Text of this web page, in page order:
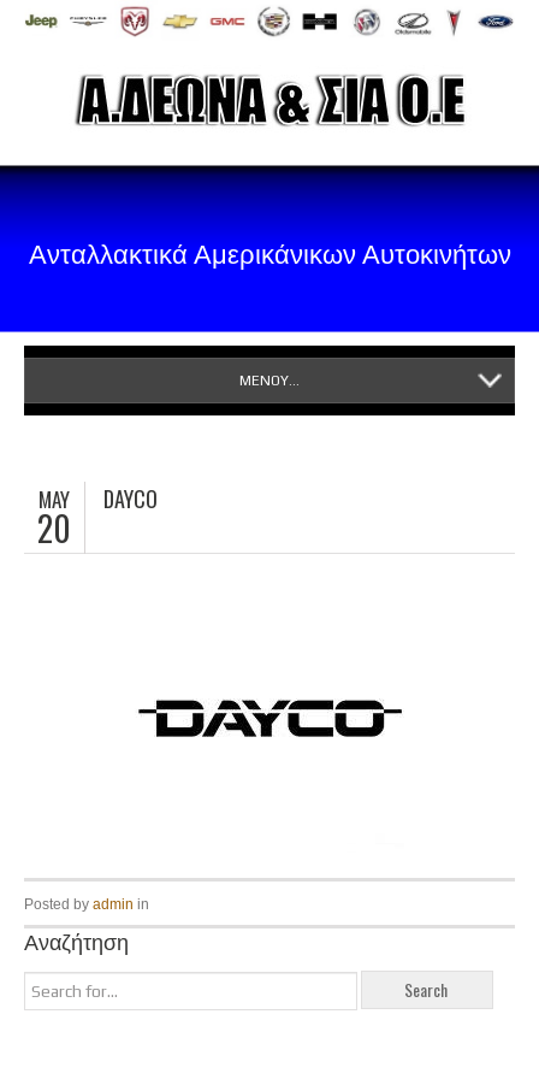
Ανταλλακτικά Αμερικάνικων Αυτοκινήτων
ΜΕΝΟΥ...
MAY
20
DAYCO
Posted by admin in
Αναζήτηση